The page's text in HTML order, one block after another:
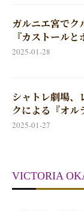
ガルニエ宮でク
『カストールと
2025-01-28
シャトレ劇場、
クによる『オル
2025-01-27
VICTORIA